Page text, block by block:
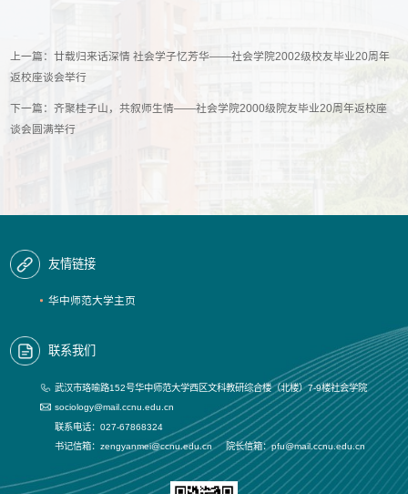
上一篇：廿载归来话深情 社会学子忆芳华——社会学院2002级校友毕业20周年
返校座谈会举行
下一篇：齐聚桂子山，共叙师生情——社会学院2000级院友毕业20周年返校座
谈会圆满举行
友情链接
华中师范大学主页
联系我们
武汉市珞喻路152号华中师范大学西区文科教研综合楼（北楼）7-9楼社会学院
sociology@mail.ccnu.edu.cn
联系电话：027-67868324
书记信箱：zengyanmei@ccnu.edu.cn 院长信箱：pfu@mail.ccnu.edu.cn